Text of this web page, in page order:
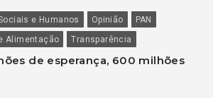
e Humanos Opinião
PAN
Alimentação Transparência
de esperança, 600 milhões